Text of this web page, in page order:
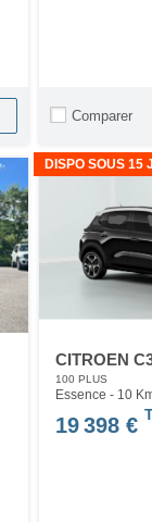
Comparer
DISPO SOUS 15
CITROEN
100 PLUS
Essence - 10
19 398 €